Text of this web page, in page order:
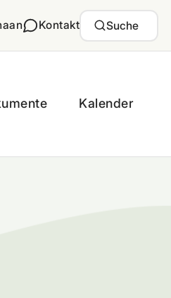
Kontakt Suche
Kalender